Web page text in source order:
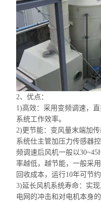
2、优点：
1)高效：采用变频调速，
系统工作效率。
2)更节能：变风量末端加
系统仕主管加压力传感器
频调速后风机一般以
率越低，越节能，一般采
回收成本，运行10年可节
3)延长风机系统寿命：实
电网的冲击和对电机本身